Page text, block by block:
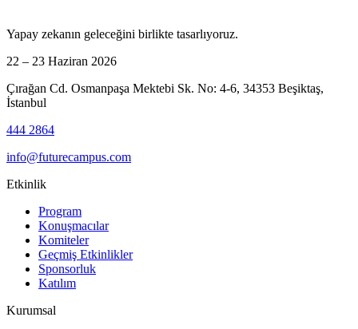
Yapay zekanın geleceğini birlikte tasarlıyoruz.
22 – 23 Haziran 2026
Çırağan Cd. Osmanpaşa Mektebi Sk. No: 4-6, 34353 Beşiktaş,
İstanbul
444 2864
info@futurecampus.com
Etkinlik
Program
Konuşmacılar
Komiteler
Geçmiş Etkinlikler
Sponsorluk
Katılım
Kurumsal